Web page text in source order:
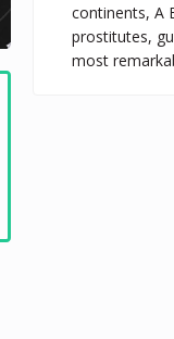
continents, A
prostitutes,
most